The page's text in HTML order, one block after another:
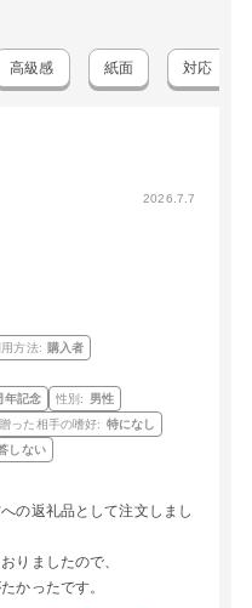
高級感 紙面 対応
2026.7.7
方法: 購入者
年記念 性別:
男性
贈った相手の嗜好: 特になし
しない
の返礼品として注文しまし
りましたので、
かったです。